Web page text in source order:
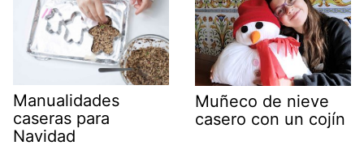
Manualidades
caseras para
Navidad
Muñeco de nieve
casero con un cojín